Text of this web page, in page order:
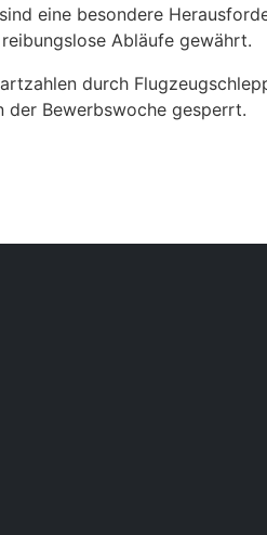
eine besondere
Abläufe gewährt.
durch
der Bewerbswoche gesperrt.